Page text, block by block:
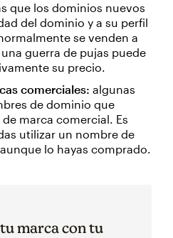
que los dominios nuevos
del dominio y a su perfil
se venden a
guerra de pujas puede
su precio.
comerciales: algunas
de dominio que
marca comercial. Es
utilizar un nombre de
lo hayas comprado.
marca con tu